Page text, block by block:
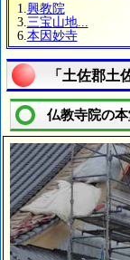
1. 興教院
3. 三宝山地...
6. 本因妙寺
「土佐郡
仏教寺院の